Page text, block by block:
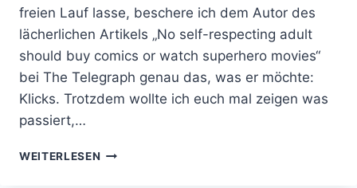
freien Lauf lasse, beschere ich dem Autor des
lächerlichen Artikels „No self-respecting adult
should buy comics or watch superhero movies“
bei The Telegraph genau das, was er möchte:
Klicks. Trotzdem wollte ich euch mal zeigen was
passiert,…
WEITERLESEN NERD